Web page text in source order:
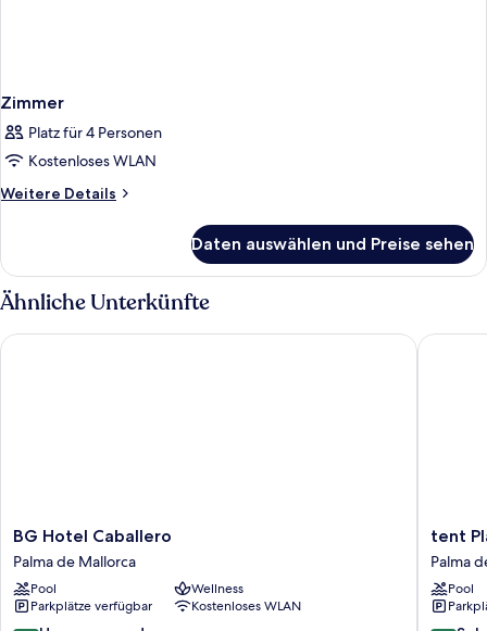
Zimmer
Platz für 4 Personen
Kostenloses WLAN
Weitere Details
Weitere
Daten auswählen und Preise sehen
Ähnliche Unterkünfte
BG
Hotel
Caballero
Palma
de
BG Hotel Caballero
Palma de Mallorca
Pool
Wellness
Parkplätze verfügbar
Kostenloses WLAN
BG Hotel Caballero
tent
Playa
de
Palma
Palma
tent
Palma
Pool
tent